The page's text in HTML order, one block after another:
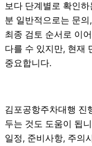
보다 단계별로 확인
분 일반적으로는 문
최종 검토 순서로 이
다를 수 있지만, 현재
중요합니다.
김포공항주차대행 진
두는 것도 도움이 됩
일정, 준비사항, 주의